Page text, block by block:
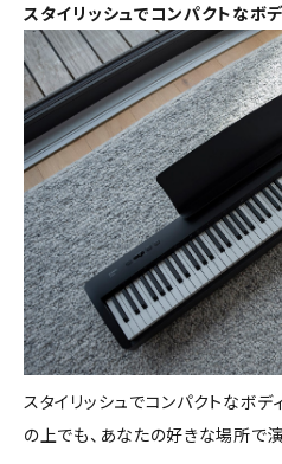
スタイリッシュでコンパクトなボデ
スタイリッシュでコンパクトなボデ
の上でも、あなたの好きな場所で